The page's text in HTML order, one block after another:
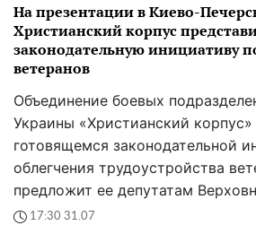
На презентации в Киево-
Христианский корпус
законодательную инициативу
ветеранов
Объединение боевых
Украины «Христианский
готовящемся законодательной
облегчения трудоустройства
предложит ее депутатам
17:30 31.07